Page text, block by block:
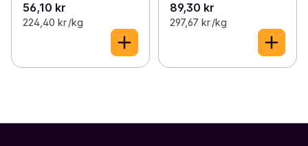
56,10 kr
224,40 kr /kg
89,30 kr
297,67 kr /kg